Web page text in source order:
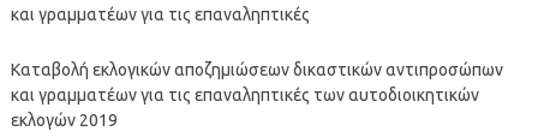
και γραμματέων για τις επαναληπτικές
Καταβολή εκλογικών αποζημιώσεων δικαστικών αντιπροσώπων
και γραμματέων για τις επαναληπτικές των αυτοδιοικητικών
εκλογών 2019